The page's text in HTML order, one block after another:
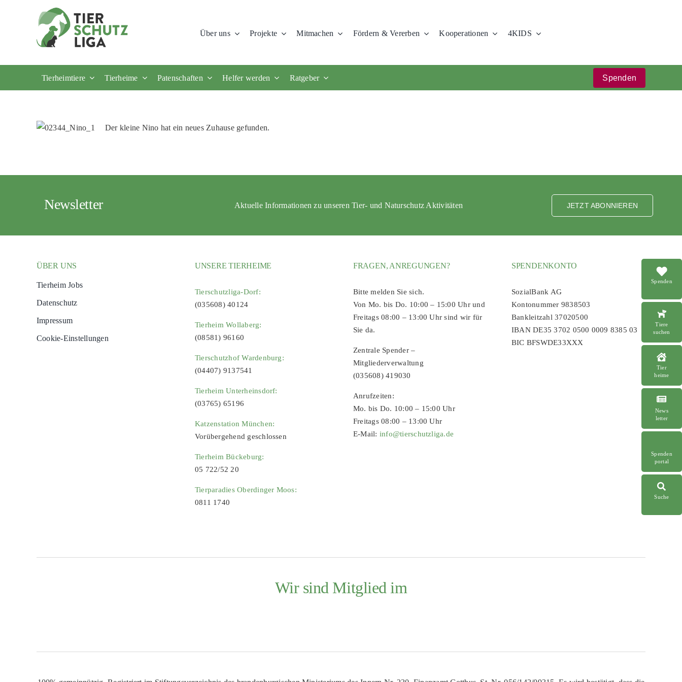
Über uns Projekte Mitmachen Fördern & Vererben Kooperationen 4KIDS
Tierheimtiere Tierheime Patenschaften Helfer werden Ratgeber Spenden
Spenden
Tiere
suchen
Tier
heime
News
letter
Spenden
portal
Suche
Der kleine Nino hat ein neues Zuhause gefunden.
Newsletter Aktuelle Informationen zu unseren Tier- und Naturschutz Aktivitäten JETZT ABONNIEREN
ÜBER UNS
Tierheim Jobs
Datenschutz
Impressum
Cookie-Einstellungen
UNSERE TIERHEIME
Tierschutzliga-Dorf:
(035608) 40124
Tierheim Wollaberg:
(08581) 96160
Tierschutzhof Wardenburg:
(04407) 9137541
Tierheim Unterheinsdorf:
(03765) 65196
Katzenstation München:
Vorübergehend geschlossen
Tierheim Bückeburg:
05 722/52 20
Tierparadies Oberdinger Moos:
0811 1740
FRAGEN, ANREGUNGEN?
Bitte melden Sie sich.
Von Mo. bis Do. 10:00 – 15:00 Uhr und
Freitags 08:00 – 13:00 Uhr sind wir für
Sie da.
Zentrale Spender –
Mitgliederverwaltung
(035608) 419030
Anrufzeiten:
Mo. bis Do. 10:00 – 15:00 Uhr
Freitags 08:00 – 13:00 Uhr
E-Mail: info@tierschutzliga.de
SPENDENKONTO
SozialBank AG
Kontonummer 9838503
Bankleitzahl 37020500
IBAN DE35 3702 0500 0009 8385 03
BIC BFSWDE33XXX
Wir sind Mitglied im